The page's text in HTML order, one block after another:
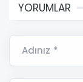
YORUMLAR
Adınız *